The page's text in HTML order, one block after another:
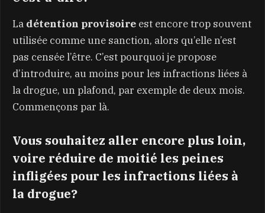
La détention provisoire est encore trop souvent
utilisée comme une sanction, alors qu’elle n’est
pas censée l’être. C’est pourquoi je propose
d’introduire, au moins pour les infractions liées à
la drogue, un plafond, par exemple de deux mois.
Commençons par là.
Vous souhaitez aller encore plus loin,
voire réduire de moitié les peines
infligées pour les infractions liées à
la drogue?